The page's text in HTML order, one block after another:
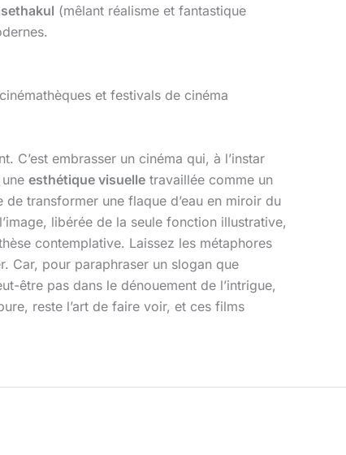
(mêlant réalisme et fantastique
et festivals de cinéma
C’est embrasser un cinéma qui, à l’instar
esthétique visuelle travaillée comme un
transformer une flaque d’eau en miroir du
libérée de la seule fonction illustrative,
contemplative. Laissez les métaphores
Car, pour paraphraser un slogan que
être pas dans le dénouement de l’intrigue,
reste l’art de faire voir, et ces films